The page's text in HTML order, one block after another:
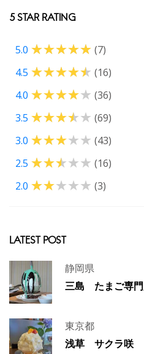
5 STAR RATING
5.0
(7)
4.5
(16)
4.0
(36)
3.5
(69)
3.0
(43)
2.5
(16)
2.0
(3)
LATEST POST
静岡県
三島 たまご専門
東京都
浅草 サクラ咲